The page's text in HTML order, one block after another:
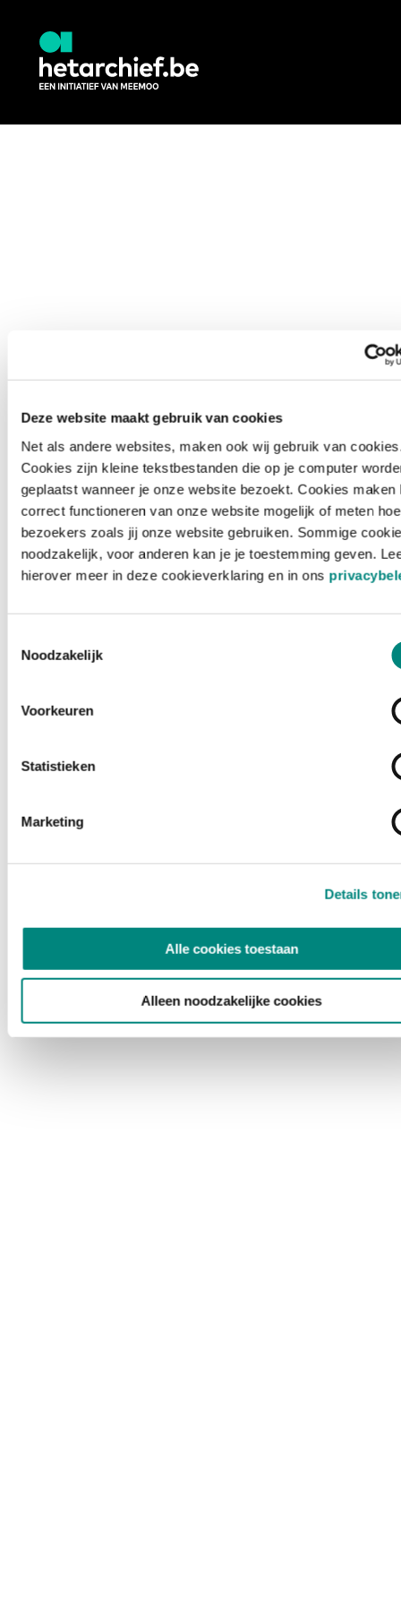
Deze website maakt gebruik van cookies
Net als andere websites, maken ook wij gebruik van
Cookies zijn kleine tekstbestanden die op je computer
geplaatst wanneer je onze website bezoekt. Cookies maken
correct functioneren van onze website mogelijk of meten hoe
bezoekers zoals jij onze website gebruiken. Sommige
noodzakelijk, voor anderen kan je je toestemming geven.
hierover meer in deze cookieverklaring en in ons
Noodzakelijk
Voorkeuren
Statistieken
Marketing
Details
Alle cookies toestaan
Alleen noodzakelijke cookies